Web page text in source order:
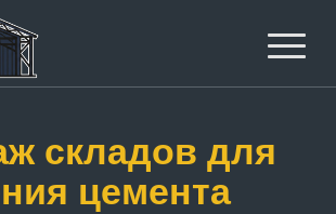
складов для
цемента